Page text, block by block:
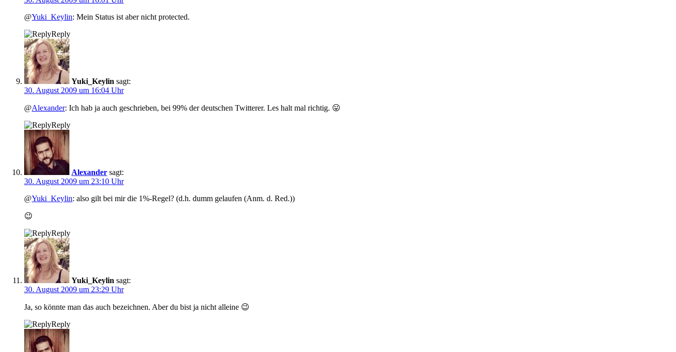
@Yuki_Keylin: Mein Status ist aber nicht protected.
Reply
Yuki_Keylin sagt:
30. August 2009 um 16:04 Uhr
@Alexander: Ich hab ja auch geschrieben, bei 99% der deutschen Twitterer. Les halt mal richtig. 😛
Reply
Alexander sagt:
30. August 2009 um 23:10 Uhr
@Yuki_Keylin: also gilt bei mir die 1%-Regel? (d.h. dumm gelaufen (Anm. d. Red.))
😉
Reply
Yuki_Keylin sagt:
30. August 2009 um 23:29 Uhr
Ja, so könnte man das auch bezeichnen. Aber du bist ja nicht alleine 😉
Reply